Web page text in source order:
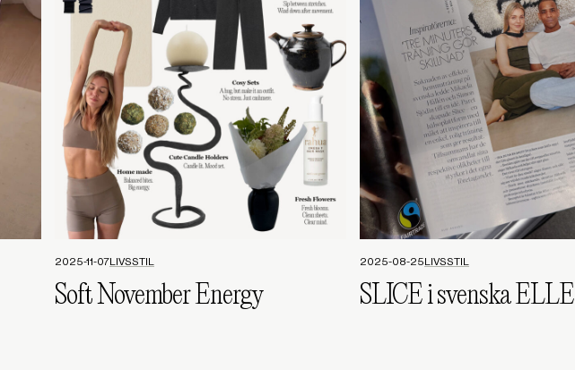
2025-11-07LIVSSTIL
Soft November Energy
2025-08-25 LIVSSTIL
SLICE i svenska ELLE